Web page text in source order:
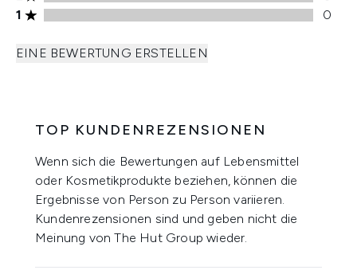
1 stars rating 0 reviews
1 0
EINE BEWERTUNG ERSTELLEN
TOP KUNDENREZENSIONEN
Wenn sich die Bewertungen auf Lebensmittel
oder Kosmetikprodukte beziehen, können die
Ergebnisse von Person zu Person variieren.
Kundenrezensionen sind und geben nicht die
Meinung von The Hut Group wieder.